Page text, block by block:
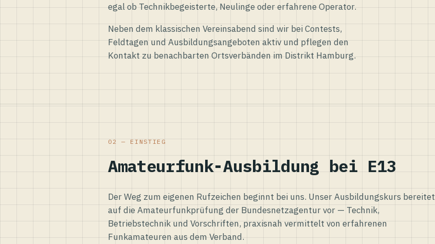
egal ob Technikbegeisterte, Neulinge oder erfahrene Operator.
Neben dem klassischen Vereinsabend sind wir bei Contests,
Feldtagen und Ausbildungsangeboten aktiv und pflegen den
Kontakt zu benachbarten Ortsverbänden im Distrikt Hamburg.
02 — EINSTIEG
Amateurfunk-Ausbildung bei E13
Der Weg zum eigenen Rufzeichen beginnt bei uns. Unser Ausbildungskurs bereitet
auf die Amateurfunkprüfung der Bundesnetzagentur vor — Technik,
Betriebstechnik und Vorschriften, praxisnah vermittelt von erfahrenen
Funkamateuren aus dem Verband.